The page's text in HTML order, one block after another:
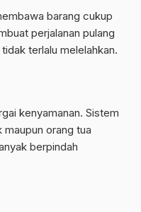
barang cukup
perjalanan pulang
terlalu melelahkan.
kenyamanan. Sistem
orang tua
berpindah